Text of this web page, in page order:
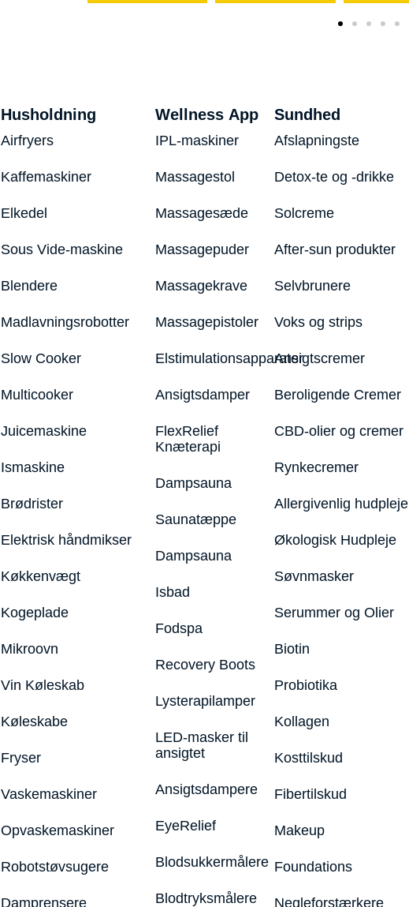
Husholdning
Airfryers
Kaffemaskiner
Elkedel
Sous Vide-maskine
Blendere
Madlavningsrobotter
Slow Cooker
Multicooker
Juicemaskine
Ismaskine
Brødrister
Elektrisk håndmikser
Køkkenvægt
Kogeplade
Mikroovn
Vin Køleskab
Køleskabe
Fryser
Vaskemaskiner
Opvaskemaskiner
Robotstøvsugere
Damprensere
Wellness App
IPL-maskiner
Massagestol
Massagesæde
Massagepuder
Massagekrave
Massagepistoler
Elstimulationsapparater
Ansigtsdamper
FlexRelief
Knæterapi
Dampsauna
Saunatæppe
Dampsauna
Isbad
Fodspa
Recovery Boots
Lysterapilamper
LED-masker til
ansigtet
Ansigtsdampere
EyeRelief
Blodsukkermålere
Blodtryksmålere
Sundhed
Afslapningste
Detox-te og -drikke
Solcreme
After-sun produkter
Selvbrunere
Voks og strips
Ansigtscremer
Beroligende Cremer
CBD-olier og cremer
Rynkecremer
Allergivenlig hudpleje
Økologisk Hudpleje
Søvnmasker
Serummer og Olier
Biotin
Probiotika
Kollagen
Kosttilskud
Fibertilskud
Makeup
Foundations
Negleforstærkere